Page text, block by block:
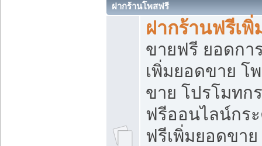
ฝากร้านโพสฟรี
ฝากร้านฟรีเ
ขายฟรี ยอดกา
เพิ่มยอดขาย โ
ขาย โปรโมทก
ฟรีออนไลน์กร
ฟรีเพิ่มยอดขา